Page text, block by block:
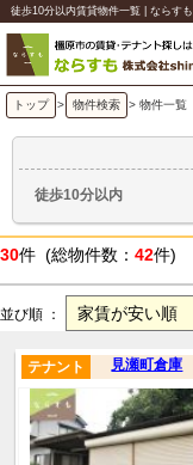
徒歩10分以内賃貸物件一覧 | ならす
トップ > 物件検索 > 物件一覧
徒歩10分以内
30件 (総物件数： 42件)
並び順 ：
見瀬町倉庫
テナント